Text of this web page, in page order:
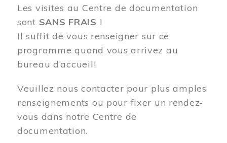
Les visites au Centre de documentation
sont SANS FRAIS !
Il suffit de vous renseigner sur ce
programme quand vous arrivez au
bureau d’accueil!
Veuillez nous contacter pour plus amples
renseignements ou pour fixer un rendez-
vous dans notre Centre de
documentation.